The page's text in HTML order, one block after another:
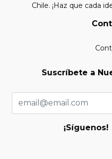
Chile. ¡Haz que cada
Suscríbete a
¡Síguenos!